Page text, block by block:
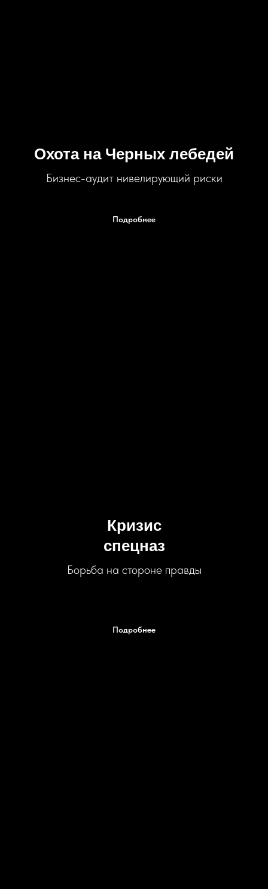
Охота на Черных лебедей
Бизнес-аудит нивелирующий риски
Подробнее
Кризис
спецназ
Борьба на стороне правды
Подробнее